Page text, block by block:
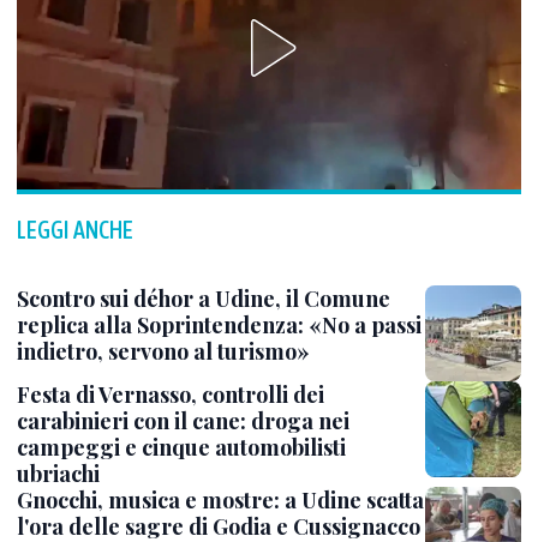
LEGGI ANCHE
Scontro sui déhor a Udine, il Comune
replica alla Soprintendenza: «No a passi
indietro, servono al turismo»
Festa di Vernasso, controlli dei
carabinieri con il cane: droga nei
campeggi e cinque automobilisti
ubriachi
Gnocchi, musica e mostre: a Udine scatta
l'ora delle sagre di Godia e Cussignacco